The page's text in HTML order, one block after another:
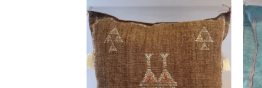
Ajoutez
aux
favoris